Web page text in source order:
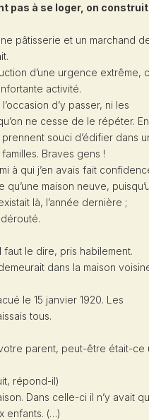
pas à se loger, on construit
pâtisserie et un marchand
d’une urgence extrême,
activité.
d’y passer, ni les
ne cesse de le répéter. En
souci d’édifier dans
Braves gens !
à qui j’en avais fait
maison neuve,
là, l’année dernière ;
faut le dire, pris habilement.
dans la maison
le 15 janvier 1920. Les
tous.
parent, peut-être était-ce
répond-il)
Dans celle-ci il n’y avait
enfants. (…)